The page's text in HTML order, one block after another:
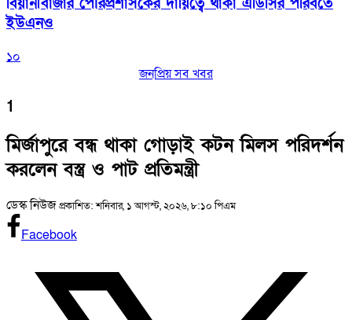
ইউএনও
১০
জনপ্রিয় সব খবর
1
মির্জাপুরে বন্ধ থাকা গোড়াই কটন মিলস পরিদর্শন
করলেন বস্ত্র ও পাট প্রতিমন্ত্রী
ডেস্ক নিউজপ্রকাশিত: শনিবার, ১ আগস্ট, ২০২৬, ৮:১০ পিএম
Facebook